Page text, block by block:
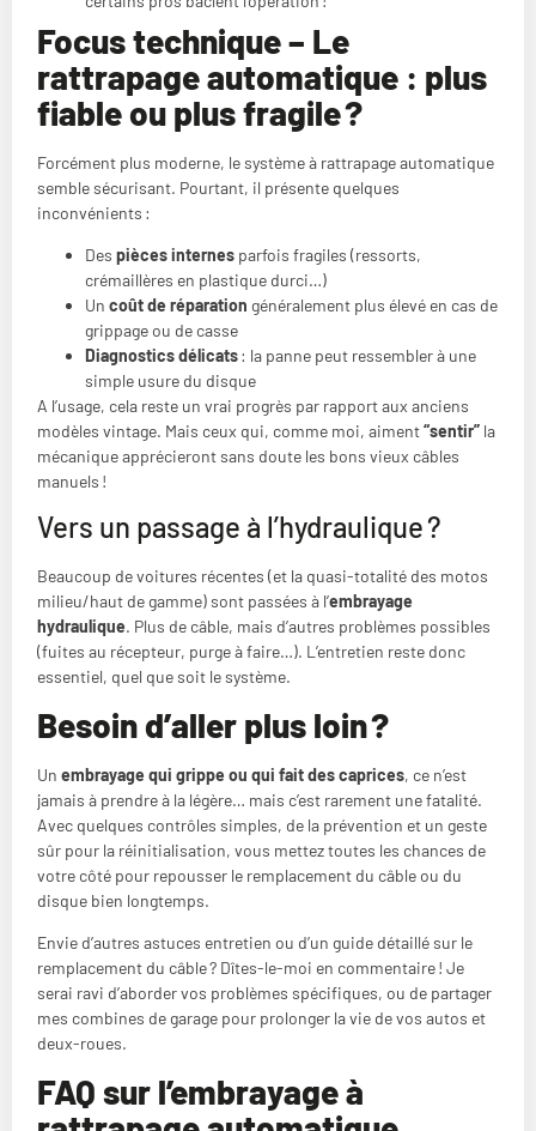
Focus technique – Le
rattrapage automatique : plus
fiable ou plus fragile ?
Forcément plus moderne, le système à rattrapage automatique
semble sécurisant. Pourtant, il présente quelques
inconvénients :
Des pièces internes parfois fragiles (ressorts,
crémaillères en plastique durci…)
Un coût de réparation généralement plus élevé en cas de
grippage ou de casse
Diagnostics délicats: la panne peut ressembler à une
simple usure du disque
A l’usage, cela reste un vrai progrès par rapport aux anciens
modèles vintage. Mais ceux qui, comme moi, aiment“sentir” la
mécanique apprécieront sans doute les bons vieux câbles
manuels !
Vers un passage à l’hydraulique ?
Beaucoup de voitures récentes (et la quasi-totalité des motos
milieu/haut de gamme) sont passées à l’embrayage
hydraulique. Plus de câble, mais d’autres problèmes possibles
(fuites au récepteur, purge à faire…). L’entretien reste donc
essentiel, quel que soit le système.
Besoin d’aller plus loin ?
Un embrayage qui grippe ou qui fait des caprices, ce n’est
jamais à prendre à la légère… mais c’est rarement une fatalité.
Avec quelques contrôles simples, de la prévention et un geste
sûr pour la réinitialisation, vous mettez toutes les chances de
votre côté pour repousser le remplacement du câble ou du
disque bien longtemps.
Envie d’autres astuces entretien ou d’un guide détaillé sur le
remplacement du câble ? Dîtes-le-moi en commentaire ! Je
serai ravi d’aborder vos problèmes spécifiques, ou de partager
mes combines de garage pour prolonger la vie de vos autos et
deux-roues.
FAQ sur l’embrayage à